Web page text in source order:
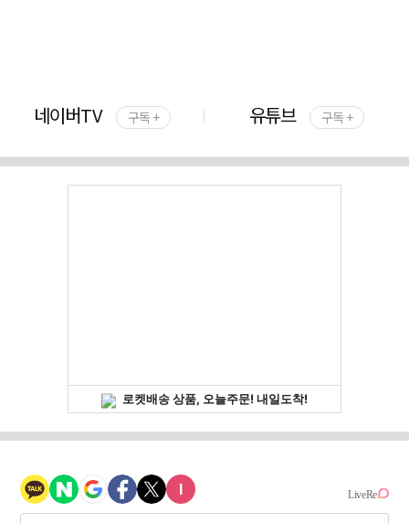
네이버TV 구독 + 유튜브 구독 +